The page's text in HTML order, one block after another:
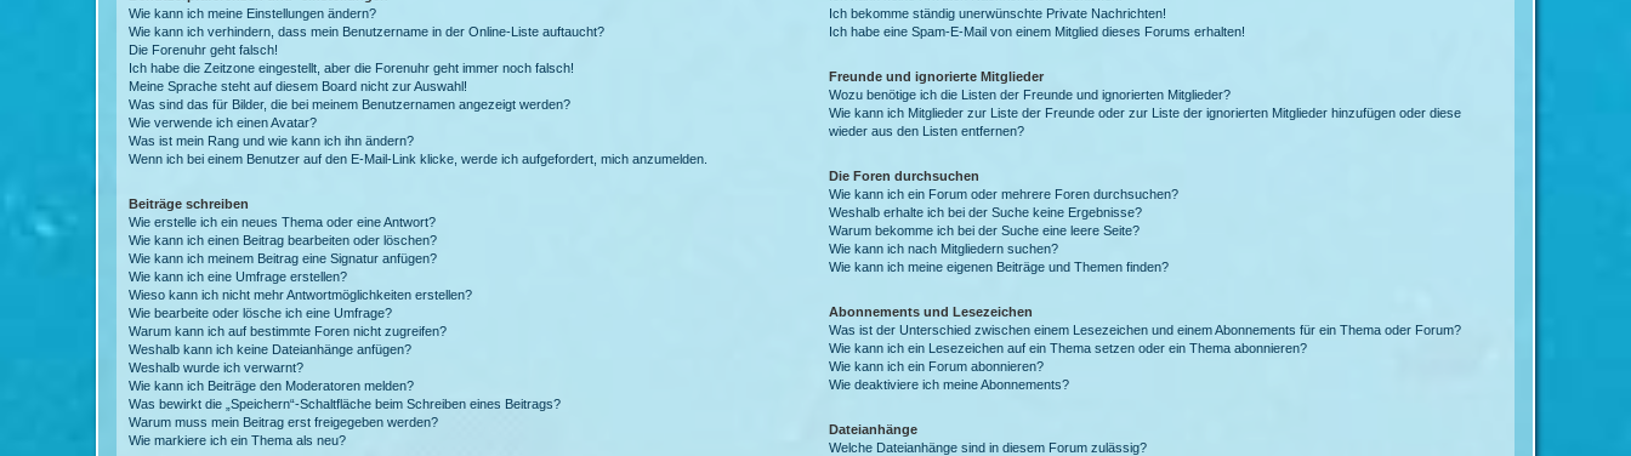
Wie kann ich meine Einstellungen ändern?
Wie kann ich verhindern, dass mein Benutzername in der Online-Liste auftaucht?
Die Forenuhr geht falsch!
Ich habe die Zeitzone eingestellt, aber die Forenuhr geht immer noch falsch!
Meine Sprache steht auf diesem Board nicht zur Auswahl!
Was sind das für Bilder, die bei meinem Benutzernamen angezeigt werden?
Wie verwende ich einen Avatar?
Was ist mein Rang und wie kann ich ihn ändern?
Wenn ich bei einem Benutzer auf den E-Mail-Link klicke, werde ich aufgefordert, mich anzumelden.
Beiträge schreiben
Wie erstelle ich ein neues Thema oder eine Antwort?
Wie kann ich einen Beitrag bearbeiten oder löschen?
Wie kann ich meinem Beitrag eine Signatur anfügen?
Wie kann ich eine Umfrage erstellen?
Wieso kann ich nicht mehr Antwortmöglichkeiten erstellen?
Wie bearbeite oder lösche ich eine Umfrage?
Warum kann ich auf bestimmte Foren nicht zugreifen?
Weshalb kann ich keine Dateianhänge anfügen?
Weshalb wurde ich verwarnt?
Wie kann ich Beiträge den Moderatoren melden?
Was bewirkt die „Speichern“-Schaltfläche beim Schreiben eines Beitrags?
Warum muss mein Beitrag erst freigegeben werden?
Wie markiere ich ein Thema als neu?
Ich bekomme ständig unerwünschte Private Nachrichten!
Ich habe eine Spam-E-Mail von einem Mitglied dieses Forums erhalten!
Freunde und ignorierte Mitglieder
Wozu benötige ich die Listen der Freunde und ignorierten Mitglieder?
Wie kann ich Mitglieder zur Liste der Freunde oder zur Liste der ignorierten Mitglieder hinzufügen oder diese
wieder aus den Listen entfernen?
Die Foren durchsuchen
Wie kann ich ein Forum oder mehrere Foren durchsuchen?
Weshalb erhalte ich bei der Suche keine Ergebnisse?
Warum bekomme ich bei der Suche eine leere Seite?
Wie kann ich nach Mitgliedern suchen?
Wie kann ich meine eigenen Beiträge und Themen finden?
Abonnements und Lesezeichen
Was ist der Unterschied zwischen einem Lesezeichen und einem Abonnements für ein Thema oder Forum?
Wie kann ich ein Lesezeichen auf ein Thema setzen oder ein Thema abonnieren?
Wie kann ich ein Forum abonnieren?
Wie deaktiviere ich meine Abonnements?
Dateianhänge
Welche Dateianhänge sind in diesem Forum zulässig?